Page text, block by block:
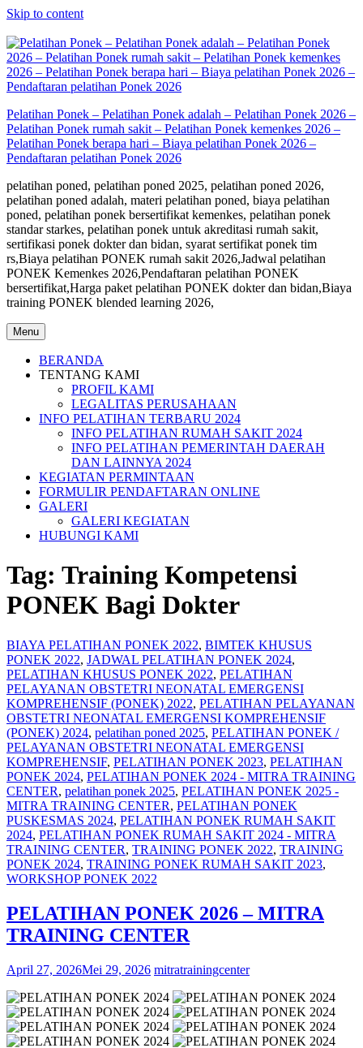
Skip to content
Pelatihan Ponek – Pelatihan Ponek adalah – Pelatihan Ponek 2026 –
Pelatihan Ponek rumah sakit – Pelatihan Ponek kemenkes 2026 –
Pelatihan Ponek berapa hari – Biaya pelatihan Ponek 2026 –
Pendaftaran pelatihan Ponek 2026
pelatihan poned, pelatihan poned 2025, pelatihan poned 2026,
pelatihan poned adalah, materi pelatihan poned, biaya pelatihan
poned, pelatihan ponek bersertifikat kemenkes, pelatihan ponek
standar starkes, pelatihan ponek untuk akreditasi rumah sakit,
sertifikasi ponek dokter dan bidan, syarat sertifikat ponek tim
rs,Biaya pelatihan PONEK rumah sakit 2026,Jadwal pelatihan
PONEK Kemenkes 2026,Pendaftaran pelatihan PONEK
bersertifikat,Harga paket pelatihan PONEK dokter dan bidan,Biaya
training PONEK blended learning 2026,
Menu
BERANDA
TENTANG KAMI
PROFIL KAMI
LEGALITAS PERUSAHAAN
INFO PELATIHAN TERBARU 2024
INFO PELATIHAN RUMAH SAKIT 2024
INFO PELATIHAN PEMERINTAH DAERAH
DAN LAINNYA 2024
KEGIATAN PERMINTAAN
FORMULIR PENDAFTARAN ONLINE
GALERI
GALERI KEGIATAN
HUBUNGI KAMI
Tag: Training Kompetensi
PONEK Bagi Dokter
BIAYA PELATIHAN PONEK 2022, BIMTEK KHUSUS
PONEK 2022, JADWAL PELATIHAN PONEK 2024,
PELATIHAN KHUSUS PONEK 2022, PELATIHAN
PELAYANAN OBSTETRI NEONATAL EMERGENSI
KOMPREHENSIF (PONEK) 2022, PELATIHAN PELAYANAN
OBSTETRI NEONATAL EMERGENSI KOMPREHENSIF
(PONEK) 2024, pelatihan poned 2025, PELATIHAN PONEK /
PELAYANAN OBSTETRI NEONATAL EMERGENSI
KOMPREHENSIF, PELATIHAN PONEK 2023, PELATIHAN
PONEK 2024, PELATIHAN PONEK 2024 - MITRA TRAINING
CENTER, pelatihan ponek 2025, PELATIHAN PONEK 2025 -
MITRA TRAINING CENTER, PELATIHAN PONEK
PUSKESMAS 2024, PELATIHAN PONEK RUMAH SAKIT
2024, PELATIHAN PONEK RUMAH SAKIT 2024 - MITRA
TRAINING CENTER, TRAINING PONEK 2022, TRAINING
PONEK 2024, TRAINING PONEK RUMAH SAKIT 2023,
WORKSHOP PONEK 2022
PELATIHAN PONEK 2026 – MITRA
TRAINING CENTER
April 27, 2026Mei 29, 2026 mitratrainingcenter